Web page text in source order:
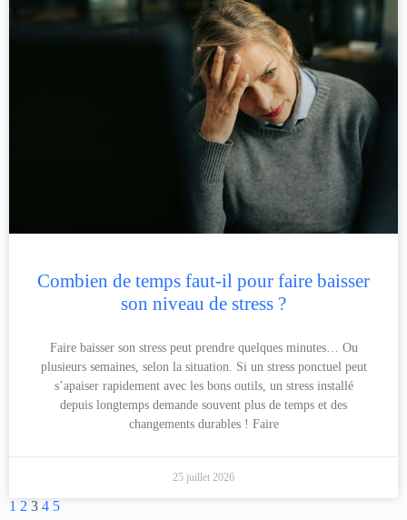
Combien de temps faut-il pour faire baisser
son niveau de stress ?
Faire baisser son stress peut prendre quelques minutes… Ou
plusieurs semaines, selon la situation. Si un stress ponctuel peut
s’apaiser rapidement avec les bons outils, un stress installé
depuis longtemps demande souvent plus de temps et des
changements durables ! Faire
25 juillet 2026
1 2 3 4 5